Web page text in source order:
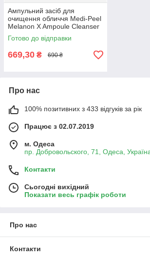
Ампульний засіб для
очищення обличчя Medi-Peel
Melanon X Ampoule Cleanser
150 мл
Готово до відправки
669,30 ₴ 690 ₴
Про нас
100% позитивних з 433 відгуків за рік
Працює з 02.07.2019
м. Одеса
пр. Добровольского, 71, Одеса,
Контакти
Сьогодні вихідний
Показати весь графік роботи
Про нас
Контакти